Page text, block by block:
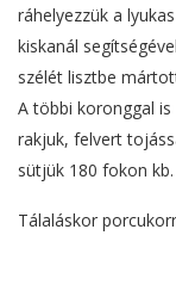
ráhelyezzük a
kiskanál
szélét lisztbe
A többi koronggal
rakjuk, felvert
sütjük 180 fokon
Tálaláskor